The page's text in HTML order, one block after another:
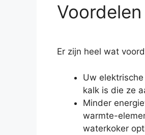
Er zijn heel wat
Uw
kalk is die ze
Minder
warmte-
waterkoker